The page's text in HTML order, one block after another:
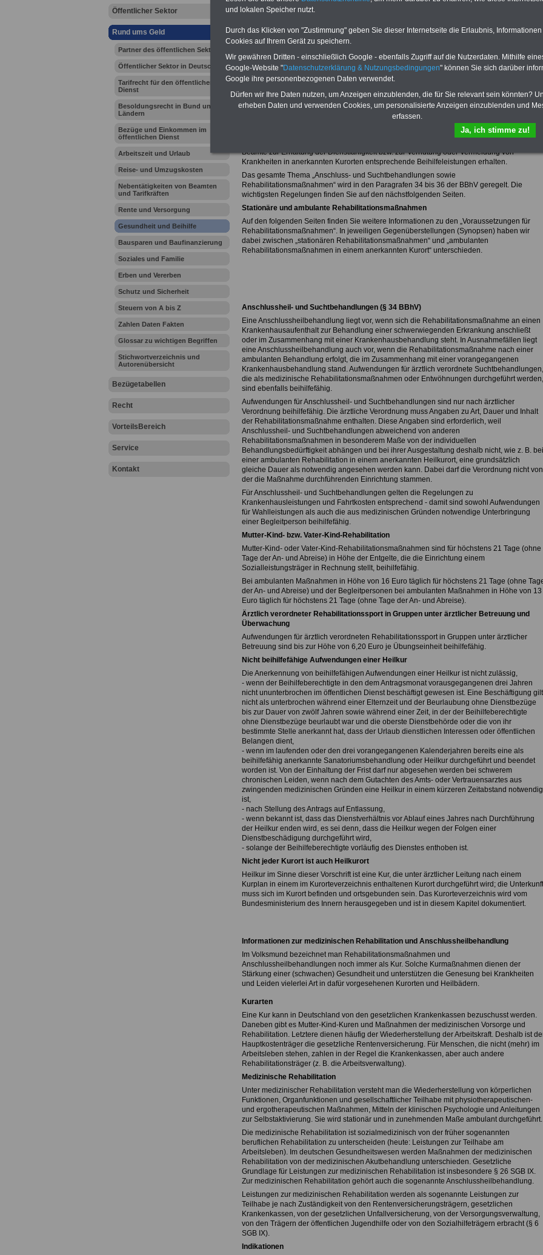
Öffentlicher Sektor
Rund ums Geld
Partner des öffentlichen Sektors
Öffentlicher Sektor in Deutschland
Tarifrecht für den öffentlichen
Dienst
Besoldungsrecht in Bund und
Ländern
Bezüge und Einkommen im
öffentlichen Dienst
Arbeitszeit und Urlaub
Reise- und Umzugskosten
Nebentätigkeiten von Beamten
und Tarifkräften
Rente und Versorgung
Gesundheit und Beihilfe
Bausparen und Baufinanzierung
Soziales und Familie
Erben und Vererben
Schutz und Sicherheit
Steuern von A bis Z
Zahlen Daten Fakten
Glossar zu wichtigen Begriffen
Stichwortverzeichnis und
Autorenübersicht
Bezügetabellen
Recht
VorteilsBereich
Service
Kontakt
Ihr Berufsunfähigkeitsschutz - Für den Fall der Fälle: Hannoversche Leben
Zur Übersicht von "Rund ums Geld"
Rehabilitation und Kurorte gemäß Kurorteverzeichnis
Die Bereiche Sanatoriumsbehandlung und Heilkuren wurden durch die
Bundesbeihilfeverordnung (BBhV) neu gefasst. Die BBhV unterscheidet nunmehr zwischen
- Anschlussheilbehandlung
Beamte zur Erhaltung der Dienstfähigkeit bzw. zur Verhütung oder Vermeidung von
Krankheiten in anerkannten Kurorten entsprechende Beihilfeleistungen erhalten.
Das gesamte Thema „Anschluss- und Suchtbehandlungen sowie
Rehabilitationsmaßnahmen“ wird in den Paragrafen 34 bis 36 der BBhV geregelt. Die
wichtigsten Regelungen finden Sie auf den nächstfolgenden Seiten.
Stationäre und ambulante Rehabilitationsmaßnahmen
Auf den folgenden Seiten finden Sie weitere Informationen zu den „Voraussetzungen für
Rehabilitationsmaßnahmen“. In jeweiligen Gegenüberstellungen (Synopsen) haben wir
dabei zwischen „stationären Rehabilitationsmaßnahmen“ und „ambulanten
Rehabilitationsmaßnahmen in einem anerkannten Kurort“ unterschieden.
Anschlussheil- und Suchtbehandlungen (§ 34 BBhV)
Eine Anschlussheilbehandlung liegt vor, wenn sich die Rehabilitationsmaßnahme an einen
Krankenhausaufenthalt zur Behandlung einer schwerwiegenden Erkrankung anschließt
oder im Zusammenhang mit einer Krankenhausbehandlung steht. In Ausnahmefällen liegt
eine Anschlussheilbehandlung auch vor, wenn die Rehabilitationsmaßnahme nach einer
ambulanten Behandlung erfolgt, die im Zusammenhang mit einer vorangegangenen
Krankenhausbehandlung stand. Aufwendungen für ärztlich verordnete Suchtbehandlungen,
die als medizinische Rehabilitationsmaßnahmen oder Entwöhnungen durchgeführt werden,
sind ebenfalls beihilfefähig.
Aufwendungen für Anschlussheil- und Suchtbehandlungen sind nur nach ärztlicher
Verordnung beihilfefähig. Die ärztliche Verordnung muss Angaben zu Art, Dauer und Inhalt
der Rehabilitationsmaßnahme enthalten. Diese Angaben sind erforderlich, weil
Anschlussheil- und Suchtbehandlungen abweichend von anderen
Rehabilitationsmaßnahmen in besonderem Maße von der individuellen
Behandlungsbedürftigkeit abhängen und bei ihrer Ausgestaltung deshalb nicht, wie z. B. bei
einer ambulanten Rehabilitation in einem anerkannten Heilkurort, eine grundsätzlich
gleiche Dauer als notwendig angesehen werden kann. Dabei darf die Verordnung nicht von
der die Maßnahme durchführenden Einrichtung stammen.
Für Anschlussheil- und Suchtbehandlungen gelten die Regelungen zu
Krankenhausleistungen und Fahrtkosten entsprechend - damit sind sowohl Aufwendungen
für Wahlleistungen als auch die aus medizinischen Gründen notwendige Unterbringung
einer Begleitperson beihilfefähig.
Mutter-Kind- bzw. Vater-Kind-Rehabilitation
Mutter-Kind- oder Vater-Kind-Rehabilitationsmaßnahmen sind für höchstens 21 Tage (ohne
Tage der An- und Abreise) in Höhe der Entgelte, die die Einrichtung einem
Sozialleistungsträger in Rechnung stellt, beihilfefähig.
Bei ambulanten Maßnahmen in Höhe von 16 Euro täglich für höchstens 21 Tage (ohne
der An- und Abreise) und der Begleitpersonen bei ambulanten Maßnahmen in Höhe von 13
Euro täglich für höchstens 21 Tage (ohne Tage der An- und Abreise).
Ärztlich verordneter Rehabilitationssport in Gruppen unter ärztlicher Betreuung und
Überwachung
Aufwendungen für ärztlich verordneten Rehabilitationssport in Gruppen unter ärztlicher
Betreuung sind bis zur Höhe von 6,20 Euro je Übungseinheit beihilfefähig.
Nicht beihilfefähige Aufwendungen einer Heilkur
Die Anerkennung von beihilfefähigen Aufwendungen einer Heilkur ist nicht zulässig,
- wenn der Beihilfeberechtigte in den dem Antragsmonat vorausgegangenen drei Jahren
nicht ununterbrochen im öffentlichen Dienst beschäftigt gewesen ist. Eine Beschäftigung gilt
nicht als unterbrochen während einer Elternzeit und der Beurlaubung ohne Dienstbezüge
bis zur Dauer von zwölf Jahren sowie während einer Zeit, in der der Beihilfeberechtigte
ohne Dienstbezüge beurlaubt war und die oberste Dienstbehörde oder die von ihr
bestimmte Stelle anerkannt hat, dass der Urlaub dienstlichen Interessen oder öffentlichen
Belangen dient,
- wenn im laufenden oder den drei vorangegangenen Kalenderjahren bereits eine als
beihilfefähig anerkannte Sanatoriumsbehandlung oder Heilkur durchgeführt und beendet
worden ist. Von der Einhaltung der Frist darf nur abgesehen werden bei schwerem
chronischen Leiden, wenn nach dem Gutachten des Amts- oder Vertrauensarztes aus
zwingenden medizinischen Gründen eine Heilkur in einem kürzeren Zeitabstand notwendig
ist,
- nach Stellung des Antrags auf Entlassung,
- wenn bekannt ist, dass das Dienstverhältnis vor Ablauf eines Jahres nach Durchführung
der Heilkur enden wird, es sei denn, dass die Heilkur wegen der Folgen einer
Dienstbeschädigung durchgeführt wird,
- solange der Beihilfeberechtigte vorläufig des Dienstes enthoben ist.
Nicht jeder Kurort ist auch Heilkurort
Heilkur im Sinne dieser Vorschrift ist eine Kur, die unter ärztlicher Leitung nach einem
Kurplan in einem im Kurorteverzeichnis enthaltenen Kurort durchgeführt wird; die Unterkunft
muss sich im Kurort befinden und ortsgebunden sein. Das Kurorteverzeichnis wird vom
Bundesministerium des Innern herausgegeben und ist in diesem Kapitel dokumentiert.
Informationen zur medizinischen Rehabilitation und Anschlussheilbehandlung
Im Volksmund bezeichnet man Rehabilitationsmaßnahmen und
Anschlussheilbehandlungen noch immer als Kur. Solche Kurmaßnahmen dienen der
Stärkung einer (schwachen) Gesundheit und unterstützen die Genesung bei Krankheiten
und Leiden vielerlei Art in dafür vorgesehenen Kurorten und Heilbädern.
Kurarten
Eine Kur kann in Deutschland von den gesetzlichen Krankenkassen bezuschusst werden.
Daneben gibt es Mutter-Kind-Kuren und Maßnahmen der medizinischen Vorsorge und
Rehabilitation. Letztere dienen häufig der Wiederherstellung der Arbeitskraft. Deshalb ist
Hauptkostenträger die gesetzliche Rentenversicherung. Für Menschen, die nicht (mehr) im
Arbeitsleben stehen, zahlen in der Regel die Krankenkassen, aber auch andere
Rehabilitationsträger (z. B. die Arbeitsverwaltung).
Medizinische Rehabilitation
Unter medizinischer Rehabilitation versteht man die Wiederherstellung von körperlichen
Funktionen, Organfunktionen und gesellschaftlicher Teilhabe mit physiotherapeutischen-
und ergotherapeutischen Maßnahmen, Mitteln der klinischen Psychologie und Anleitungen
zur Selbstaktivierung. Sie wird stationär und in zunehmenden Maße ambulant durchgeführt.
Die medizinische Rehabilitation ist sozialmedizinisch von der früher sogenannten
beruflichen Rehabilitation zu unterscheiden (heute: Leistungen zur Teilhabe am
Arbeitsleben). Im deutschen Gesundheitswesen werden Maßnahmen der medizinischen
Rehabilitation von der medizinischen Akutbehandlung unterschieden. Gesetzliche
Grundlage für Leistungen zur medizinischen Rehabilitation ist insbesondere § 26 SGB IX.
Zur medizinischen Rehabilitation gehört auch die sogenannte Anschlussheilbehandlung.
Leistungen zur medizinischen Rehabilitation werden als sogenannte Leistungen zur
Teilhabe je nach Zuständigkeit von den Rentenversicherungsträgern, gesetzlichen
Krankenkassen, von der gesetzlichen Unfallversicherung, von der Versorgungsverwaltung,
von den Trägern der öffentlichen Jugendhilfe oder von den Sozialhilfeträgern erbracht (§ 6
SGB IX).
Indikationen
und lokalen Speicher nutzt.
Durch das Klicken von "Zustimmung" geben Sie dieser Internetseite die Erlaubnis,
Cookies auf Ihrem Gerät zu speichern.
Wir gewähren Dritten - einschließlich Google - ebenfalls Zugriff auf die Nutzerdaten. Mithilfe
Google-Website "Datenschutzerklärung & Nutzungsbedingungen" können Sie sich darüber
Google ihre personenbezogenen Daten verwendet.
Dürfen wir Ihre Daten nutzen, um Anzeigen einzublenden, die für Sie relevant sein könnten?
erheben Daten und verwenden Cookies, um personalisierte Anzeigen einzublenden und
erfassen.
Ja, ich stimme zu!